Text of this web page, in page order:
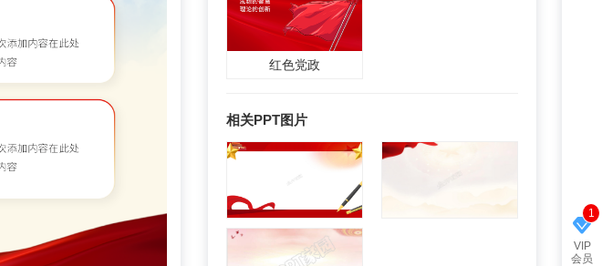
红色党政
相关PPT图片
VIP
会员
1